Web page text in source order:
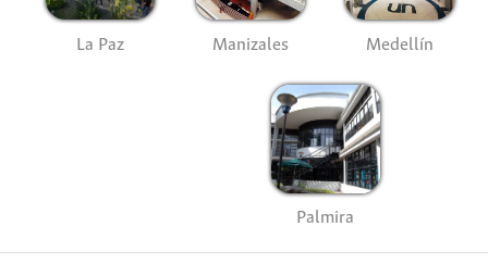
La Paz Manizales Medellín
Palmira